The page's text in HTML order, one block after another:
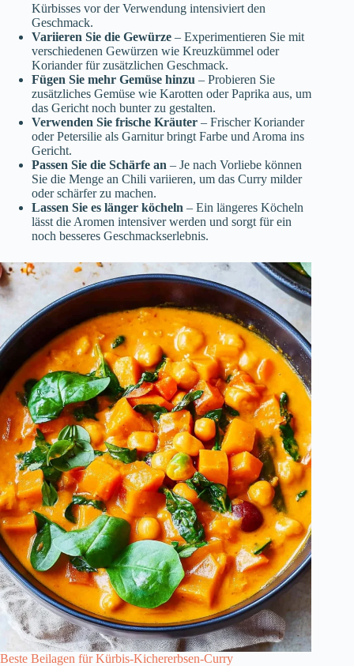
Kürbisses vor der Verwendung intensiviert den
Geschmack.
Variieren Sie die Gewürze – Experimentieren Sie mit
verschiedenen Gewürzen wie Kreuzkümmel oder
Koriander für zusätzlichen Geschmack.
Fügen Sie mehr Gemüse hinzu – Probieren Sie
zusätzliches Gemüse wie Karotten oder Paprika aus, um
das Gericht noch bunter zu gestalten.
Verwenden Sie frische Kräuter – Frischer Koriander
oder Petersilie als Garnitur bringt Farbe und Aroma ins
Gericht.
Passen Sie die Schärfe an – Je nach Vorliebe können
Sie die Menge an Chili variieren, um das Curry milder
oder schärfer zu machen.
Lassen Sie es länger köcheln – Ein längeres Köcheln
lässt die Aromen intensiver werden und sorgt für ein
noch besseres Geschmackserlebnis.
Beste Beilagen für Kürbis-Kichererbsen-Curry